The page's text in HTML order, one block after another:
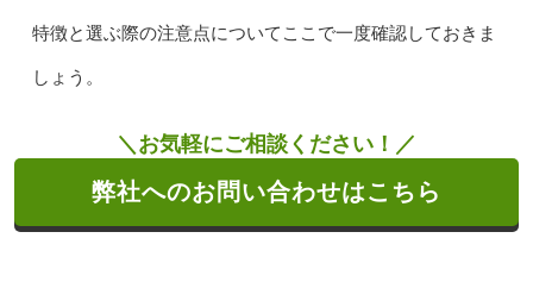
特徴と選ぶ際の注意点についてここで一度確認しておきま
しょう。
＼お気軽にご相談ください！／
弊社へのお問い合わせはこちら